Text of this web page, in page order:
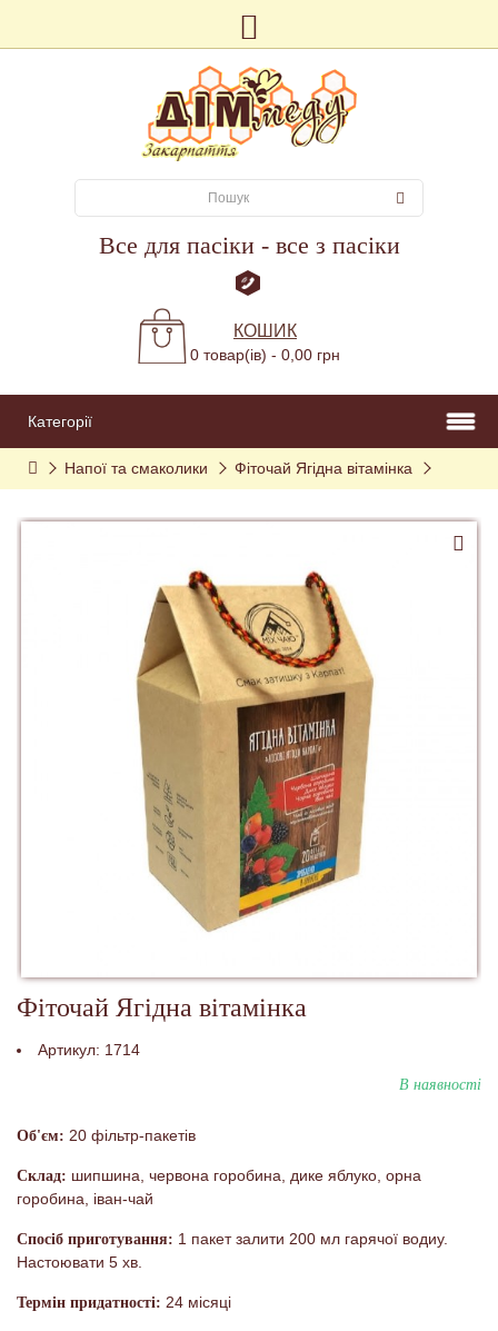
Все для пасіки - все з пасіки
КОШИК
0 товар(ів) - 0,00 грн
Категорії
Напої та смаколики Фіточай Ягідна вітамінка
Фіточай Ягідна вітамінка
Артикул: 1714
В наявності
Об'єм: 20 фільтр-пакетів
Склад: шипшина, червона горобина, дике яблуко, орна
горобина, іван-чай
Спосіб приготування: 1 пакет залити 200 мл гарячої водиу.
Настоювати 5 хв.
Термін придатності: 24 місяці